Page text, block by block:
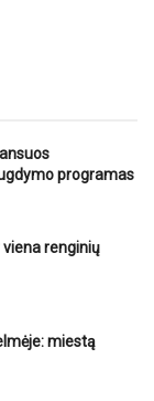
programas
viena renginių
miestą